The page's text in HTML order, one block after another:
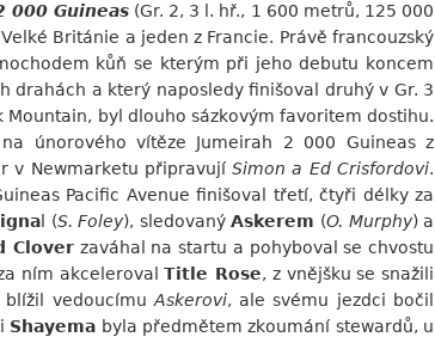
000 Guineas(Gr. 2, 3 l. hř., 1 600 metrů, 125 000
Británie a jeden z Francie. Právě francouzský
kůň se kterým při jeho debutu koncem
drahách a který naposledy finišoval druhý v Gr. 3
byl dlouho sázkovým favoritem dostihu.
únorového vítěze Jumeirah 2 000 Guineas z
v Newmarketu připravujíSimon a Ed Crisfordovi.
Pacific Avenue finišoval třetí, čtyři délky za
l (S. Foley), sledovanýAskerem (O. Murphy) a
Clover zaváhal na startu a pohyboval se chvostu
ním akcelerovalTitle Rose, z vnějšku se snažili
vedoucímu Askerovi, ale svému jezdci bočil
Shayema byla předmětem zkoumání stewardů, u